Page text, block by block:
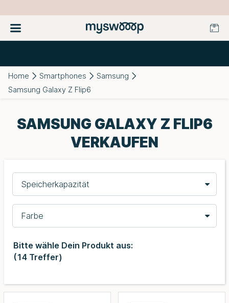
Home Smartphones
Samsung
Samsung Galaxy Z Flip6
SAMSUNG GALAXY Z FLIP6
VERKAUFEN
Speicherkapazität
Farbe
Bitte wähle Dein Produkt aus:
(14 Treffer)